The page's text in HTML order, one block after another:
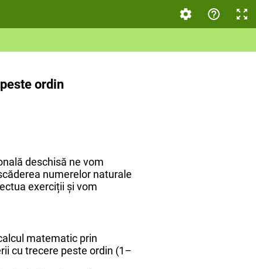
ordin
deschisă ne vom
numerelor naturale
exerciții și vom
matematic prin
cu trecere peste ordin (1–